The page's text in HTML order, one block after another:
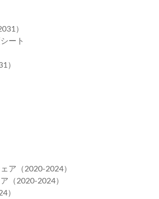
）
ート
）
ア（2020-2024）
（2020-2024）
）